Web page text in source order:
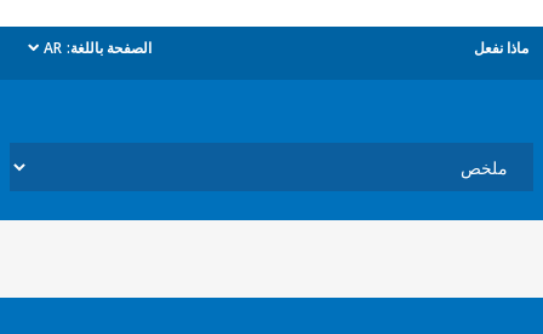
الصفحة باللغة: AR
dropdown